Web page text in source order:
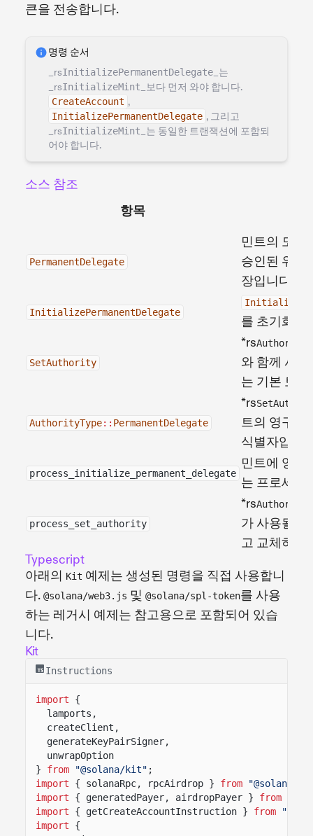
큰을 전송합니다.
명령 순서
_rsInitializePermanentDelegate _는
_rsInitializeMint _보다 먼저 와야 합니다.
CreateAccount ,
InitializePermanentDelegate , 그리고
_rsInitializeMint _는 동일한 트랜잭션에 포함되
어야 합니다.
소스 참조
항목
PermanentDelegate
민트의 모든
승인된 위임
장입니다.
InitializePermanentDelegate
를 초기화하
SetAuthority
*rs
와 함께 사
는 기본 토
AuthorityType:: PermanentDelegate
*rs
트의 영구
식별자입니
process_initialize_permanent_delegate
민트에 영구
는 프로세서
process_set_authority
*rs
가 사용될
고 교체하는
Typescript
아래의 Kit 예제는 생성된 명령을 직접 사용합니
다. @solana/web3.js 및 @solana/spl-token를 사용
하는 레거시 예제는 참고용으로 포함되어 있습
니다.
Kit
Instructions
import
{
lamports,
createClient,
generateKeyPairSigner,
unwrapOption
}
from "@solana/kit" ;
import
{ solanaRpc, rpcAirdrop } from
"@solana/
import
{ generatedPayer, airdropPayer } from
import
{ getCreateAccountInstruction } from
import
{